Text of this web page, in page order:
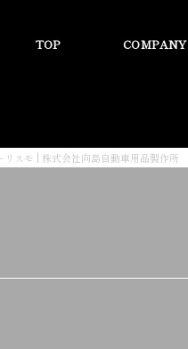
TOP COMPANY
リスモ | 株式会社向島自動車用品製作所